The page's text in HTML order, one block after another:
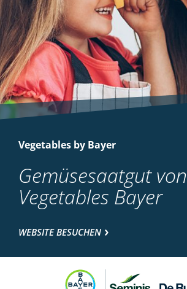
Vegetables by Bayer
Gemüsesaatgut von
Vegetables Bayer
WEBSITE BESUCHEN